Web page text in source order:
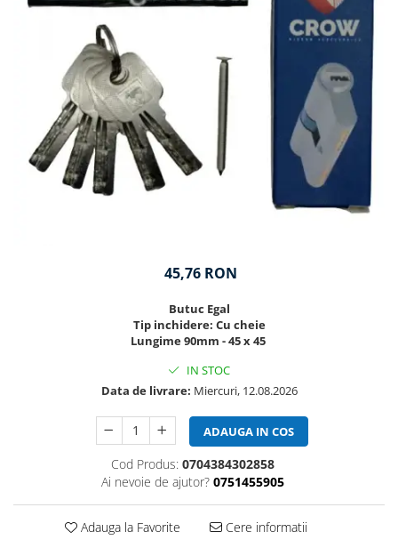
45,76 RON
Butuc Egal
Tip inchidere: Cu cheie
Lungime 90mm - 45 x 45
IN STOC
Data de livrare: Miercuri, 12.08.2026
ADAUGA IN COS
Cod Produs: 0704384302858
Ai nevoie de ajutor? 0751455905
Adauga la Favorite Cere informatii